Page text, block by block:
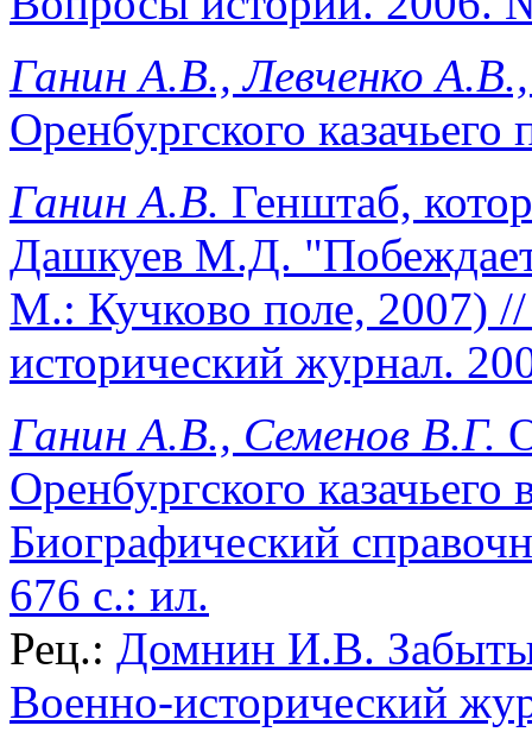
Ганин А.В., Левченко
Оренбургского
Ганин А.В. Генштаб,
Дашкуев М.Д. "Побеждает
М.: Кучково поле, 2007)
исторический журнал.
Ганин А.В., Семенов В.Г.
Оренбургского
Биографический
676 с.: ил.
Рец.: Домнин И.В.
Военно-исторический